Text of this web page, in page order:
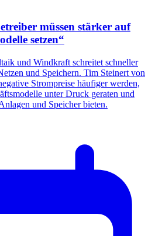
müssen stärker auf
setzen“
und Windkraft schreitet schneller
und Speichern. Tim Steinert von
Strompreise häufiger werden,
unter Druck geraten und
und Speicher bieten.